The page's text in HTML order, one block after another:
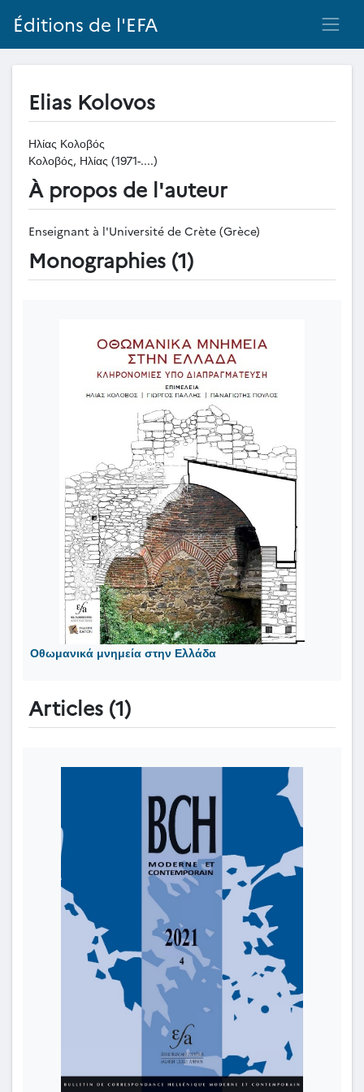
Éditions de l'EFA
Elias Kolovos
Ηλίας Κολοβός
Κολοβός, Ηλίας (1971-....)
À propos de l'auteur
Enseignant à l'Université de Crète (Grèce)
Monographies (1)
Οθωμανικά μνημεία στην Ελλάδα
Articles (1)